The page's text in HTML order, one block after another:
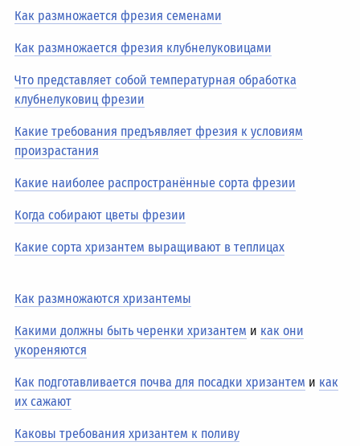
Как размножается фрезия семенами
Как размножается фрезия клубнелуковицами
Что представляет собой температурная обработка
клубнелуковиц фрезии
Какие требования предъявляет фрезия к условиям
произрастания
Какие наиболее распространённые сорта фрезии
Когда собирают цветы фрезии
Какие сорта хризантем выращивают в теплицах
Как размножаются хризантемы
Какими должны быть черенки хризантем и как они
укореняются
Как подготавливается почва для посадки хризантем и как
их сажают
Каковы требования хризантем к поливу